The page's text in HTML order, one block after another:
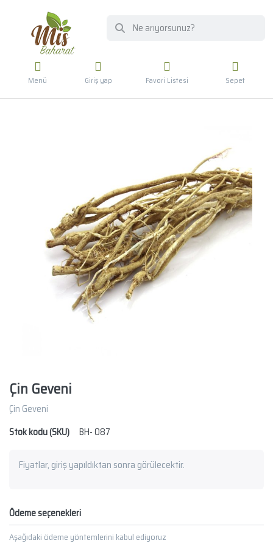
Menü Giriş yap Favori Listesi Sepet
Çin Geveni
Çin Geveni
Stok kodu (SKU)
BH- 087
Fiyatlar, giriş yapıldıktan sonra görülecektir.
Ödeme seçenekleri
Aşağıdaki ödeme yöntemlerini kabul ediyoruz